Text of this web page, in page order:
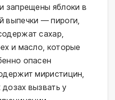
запрещены яблоки в
выпечки — пироги,
сахар,
и масло, которые
опасен
миристицин,
вызвать у